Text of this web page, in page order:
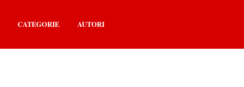
CATEGORIE AUTORI